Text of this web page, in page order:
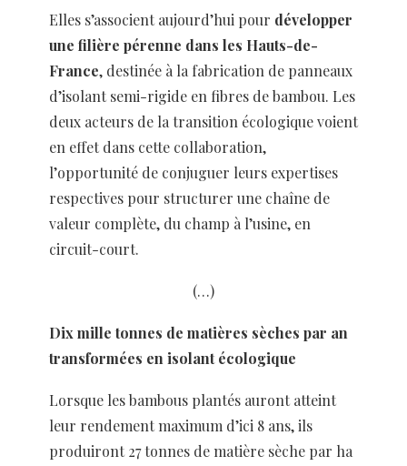
Elles s’associent aujourd’hui pour développer
une filière pérenne dans les Hauts-de-
France, destinée à la fabrication de panneaux
d’isolant semi-rigide en fibres de bambou. Les
deux acteurs de la transition écologique voient
en effet dans cette collaboration,
l’opportunité de conjuguer leurs expertises
respectives pour structurer une chaîne de
valeur complète, du champ à l’usine, en
circuit-court.
(…)
Dix mille tonnes de matières sèches par an
transformées en isolant écologique
Lorsque les bambous plantés auront atteint
leur rendement maximum d’ici 8 ans, ils
produiront 27 tonnes de matière sèche par ha